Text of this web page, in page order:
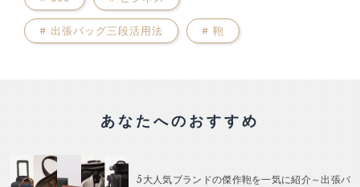
# 出張バッグ三段活用法 # 鞄
あなたへのおすすめ
5大人気ブランドの傑作鞄を一気に紹介～出張バ